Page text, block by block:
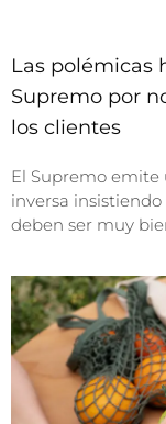
Las polémicas
Supremo por
los clientes
El Supremo emite
inversa
deben ser muy